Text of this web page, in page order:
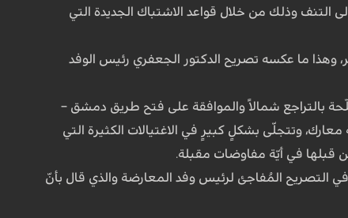
التنف وذلك من خلال قواعد الاشتباك الجديدة التي
وهذا ما عكسه تصريح الدكتور الجعفري رئيس الوفد
بالتراجع شمالاً والموافقة على فتح طريق دمشق –
وتتجلّى بشكلٍ كبيرٍ في الاغتيالات الكثيرة التي
في أيّة مفاوضات مقبلة.
المُفاجئ لرئيس وفد المعارضة والذي قال بأنّ